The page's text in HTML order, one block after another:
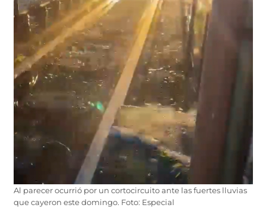
Al parecer ocurrió por un cortocircuito ante las fuertes lluvias
que cayeron este domingo. Foto: Especial